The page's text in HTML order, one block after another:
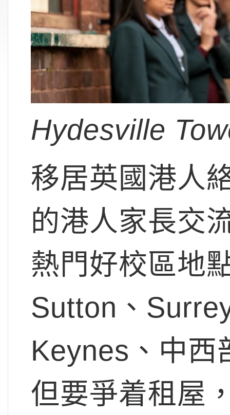
Hydesville
移居英國港人
的港人家長交
熱門好校區地
Sutton、
Keynes、中西
但要爭着租屋